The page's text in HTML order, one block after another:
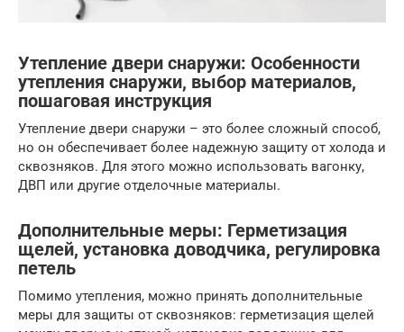
Утепление двери снаружи: Особенности
утепления снаружи, выбор материалов,
пошаговая инструкция
Утепление двери снаружи – это более сложный способ,
но он обеспечивает более надежную защиту от холода и
сквозняков. Для этого можно использовать вагонку,
ДВП или другие отделочные материалы.
Дополнительные меры: Герметизация
щелей, установка доводчика, регулировка
петель
Помимо утепления, можно принять дополнительные
меры для защиты от сквозняков: герметизация щелей